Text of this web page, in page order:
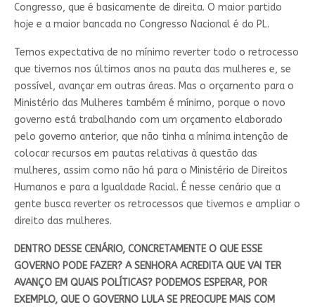
Congresso, que é basicamente de direita. O maior partido
hoje e a maior bancada no Congresso Nacional é do PL.
Temos expectativa de no mínimo reverter todo o retrocesso
que tivemos nos últimos anos na pauta das mulheres e, se
possível, avançar em outras áreas. Mas o orçamento para o
Ministério das Mulheres também é mínimo, porque o novo
governo está trabalhando com um orçamento elaborado
pelo governo anterior, que não tinha a mínima intenção de
colocar recursos em pautas relativas à questão das
mulheres, assim como não há para o Ministério de Direitos
Humanos e para a Igualdade Racial. É nesse cenário que a
gente busca reverter os retrocessos que tivemos e ampliar o
direito das mulheres.
DENTRO DESSE CENÁRIO, CONCRETAMENTE O QUE ESSE
GOVERNO PODE FAZER? A SENHORA ACREDITA QUE VAI TER
AVANÇO EM QUAIS POLÍTICAS? PODEMOS ESPERAR, POR
EXEMPLO, QUE O GOVERNO LULA SE PREOCUPE MAIS COM